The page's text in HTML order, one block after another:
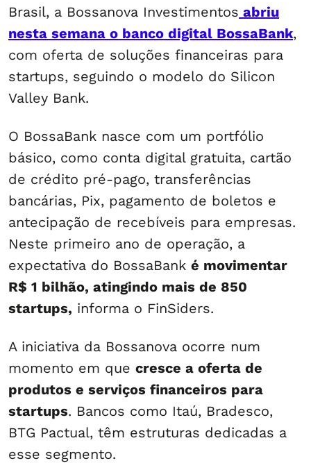
Brasil, a Bossanova Investimentos abriu
nesta semana o banco digital BossaBank,
com oferta de soluções financeiras para
startups, seguindo o modelo do Silicon
Valley Bank.
O BossaBank nasce com um portfólio
básico, como conta digital gratuita, cartão
de crédito pré-pago, transferências
bancárias, Pix, pagamento de boletos e
antecipação de recebíveis para empresas.
Neste primeiro ano de operação, a
expectativa do BossaBank é movimentar
R$ 1 bilhão, atingindo mais de 850
startups, informa o FinSiders.
A iniciativa da Bossanova ocorre num
momento em que cresce a oferta de
produtos e serviços financeiros para
startups. Bancos como Itaú, Bradesco,
BTG Pactual, têm estruturas dedicadas a
esse segmento.